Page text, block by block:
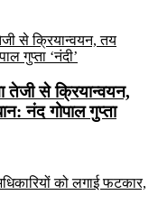
तेजी से क्रियान्वयन,
नंद गोपाल गुप्ता